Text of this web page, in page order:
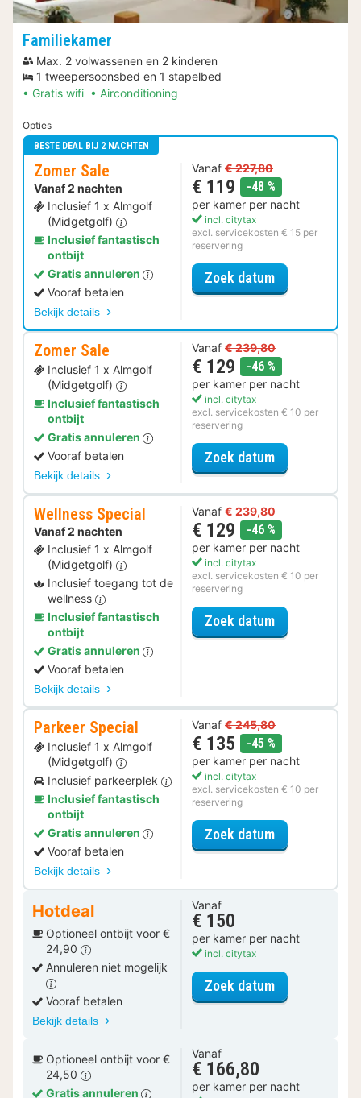
Familiekamer
Max. 2 volwassenen en 2 kinderen
1 tweepersoonsbed en 1 stapelbed
Gratis wifi
Airconditioning
Opties
BESTE DEAL BIJ 2 NACHTEN
Zomer Sale
Vanaf 2 nachten
Inclusief 1 x Almgolf
(Midgetgolf)
Inclusief fantastisch
ontbijt
Gratis annuleren
Vooraf betalen
Bekijk details
Vanaf € 227,80
€ 119 -48 %
per kamer per nacht
incl. citytax
excl. servicekosten € 15 per
reservering
Zoek datumvoor Zomer
Zomer Sale
Inclusief 1 x Almgolf
(Midgetgolf)
Inclusief fantastisch
ontbijt
Gratis annuleren
Vooraf betalen
Bekijk details
Vanaf € 239,80
€ 129 -46 %
per kamer per nacht
incl. citytax
excl. servicekosten € 10 per
reservering
Zoek datumvoor Zomer
Wellness Special
Vanaf 2 nachten
Inclusief 1 x Almgolf
(Midgetgolf)
Inclusief toegang tot de
wellness
Inclusief fantastisch
ontbijt
Gratis annuleren
Vooraf betalen
Bekijk details
Vanaf € 239,80
€ 129 -46 %
per kamer per nacht
incl. citytax
excl. servicekosten € 10 per
reservering
Zoek datumvoor Wellness
Parkeer Special
Inclusief 1 x Almgolf
(Midgetgolf)
Inclusief parkeerplek
Inclusief fantastisch
ontbijt
Gratis annuleren
Vooraf betalen
Bekijk details
Vanaf € 245,80
€ 135 -45 %
per kamer per nacht
incl. citytax
excl. servicekosten € 10 per
reservering
Zoek datumvoor Parkeer
Hotdeal
Optioneel ontbijt voor €
24,90
Annuleren niet mogelijk
Vooraf betalen
Bekijk details
Vanaf
€ 150
per kamer per nacht
incl. citytax
Zoek datumvoor
Optioneel ontbijt voor €
24,50
Gratis annuleren
Vanaf
€ 166,80
per kamer per nacht